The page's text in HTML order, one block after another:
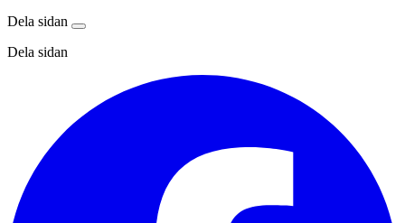
Dela sidan
Dela sidan